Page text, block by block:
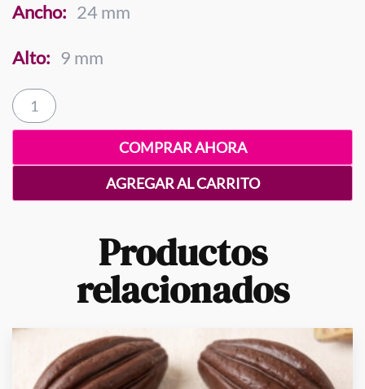
Ancho: 24 mm
Alto: 9 mm
Huevo
Mini
Gramos
AGREGAR AL CARRITO
COMPRAR AHORA
Productos
relacionados